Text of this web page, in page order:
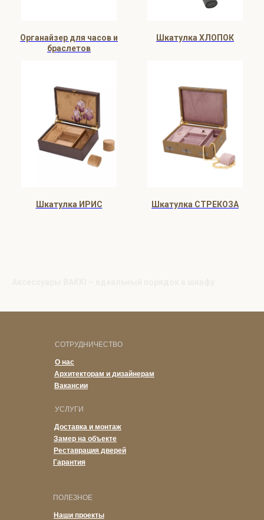
Органайзер для часов и
браслетов
Шкатулка ХЛОПОК
Шкатулка ИРИС Шкатулка СТРЕКОЗА
Гарантия
Реставрация дверей
Замер на объекте
Доставка и монтаж
УСЛУГИ
Вакансии
Архитекторам и дизайнерам
О нас
СОТРУДНИЧЕСТВО
Наши проекты
ПОЛЕЗНОЕ